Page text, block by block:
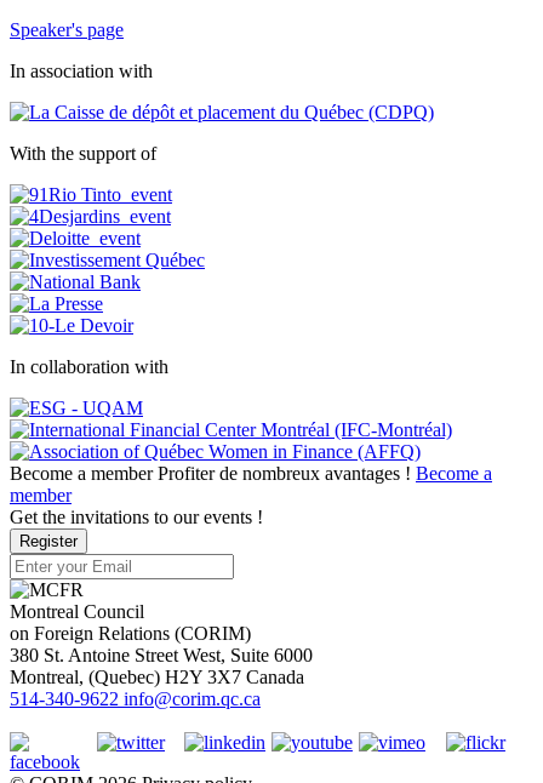
Speaker's page
In association with
With the support of
In collaboration with
Become a member Profiter de nombreux avantages ! Become a
member
Get the invitations to our events !
Register
Montreal Council
on Foreign Relations (CORIM)
380 St. Antoine Street West, Suite 6000
Montreal, (Quebec) H2Y 3X7 Canada
514-340-9622 info@corim.qc.ca